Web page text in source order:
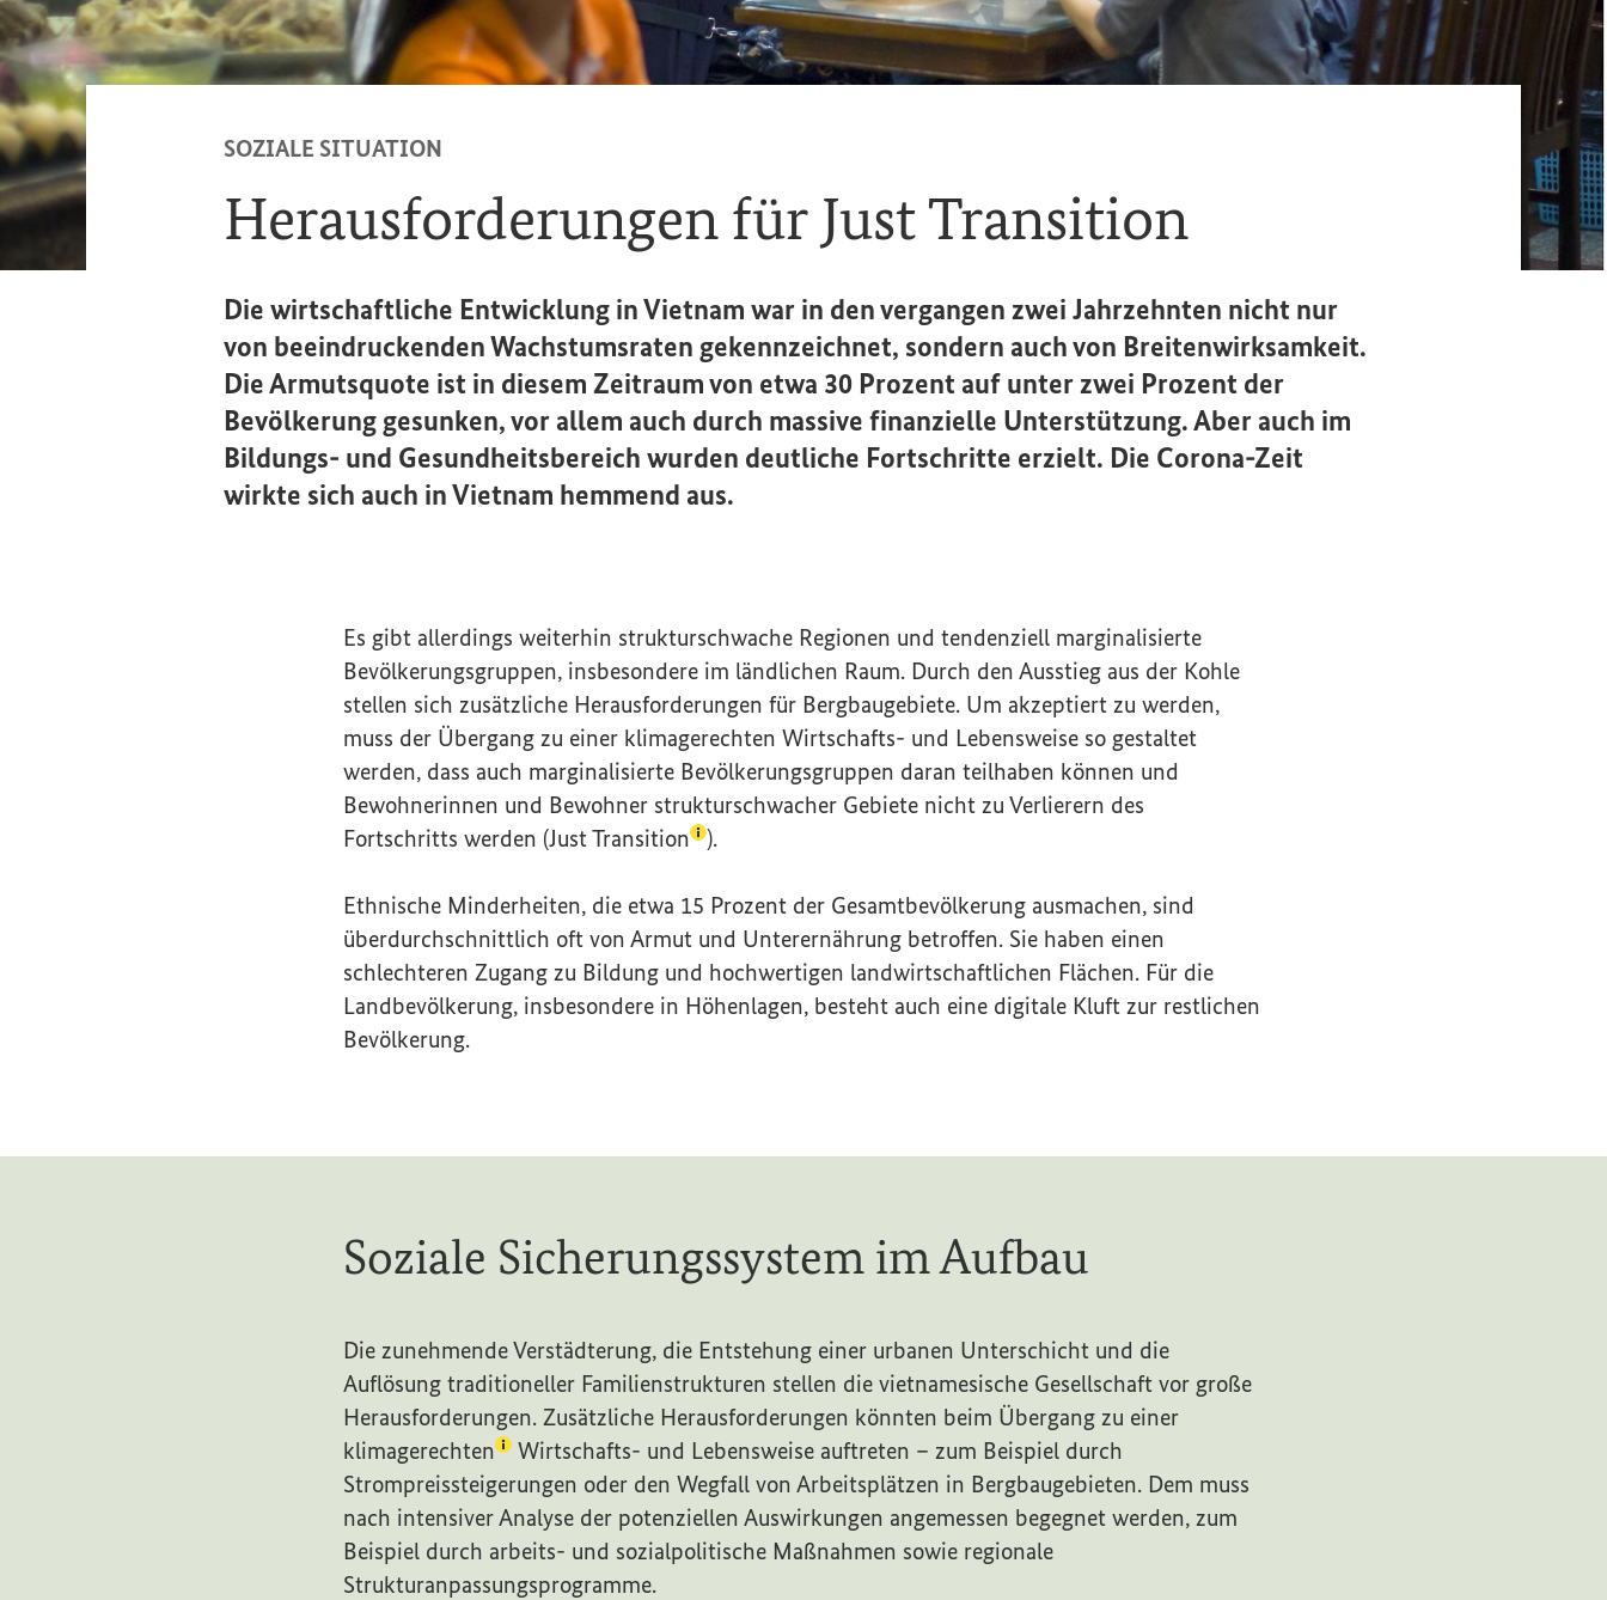
SOZIALE SITUATION
Herausforderungen für Just Transition
Die wirtschaftliche Entwicklung in Vietnam war in den vergangen zwei Jahrzehnten nicht nur
von beeindruckenden Wachstumsraten gekennzeichnet, sondern auch von Breitenwirksamkeit.
Die Armutsquote ist in diesem Zeitraum von etwa 30 Prozent auf unter zwei Prozent der
Bevölkerung gesunken, vor allem auch durch massive finanzielle Unterstützung. Aber auch im
Bildungs- und Gesundheitsbereich wurden deutliche Fortschritte erzielt. Die Corona-Zeit
wirkte sich auch in Vietnam hemmend aus.
Es gibt allerdings weiterhin strukturschwache Regionen und tendenziell marginalisierte
Bevölkerungsgruppen, insbesondere im ländlichen Raum. Durch den Ausstieg aus der Kohle
stellen sich zusätzliche Herausforderungen für Bergbaugebiete. Um akzeptiert zu werden,
muss der Übergang zu einer klimagerechten Wirtschafts- und Lebensweise so gestaltet
werden, dass auch marginalisierte Bevölkerungsgruppen daran teilhaben können und
Bewohnerinnen und Bewohner strukturschwacher Gebiete nicht zu Verlierern des
Fortschritts werden (Just Transition(Lexikon-Eintrag zum Begriff aufrufen)
).
Ethnische Minderheiten, die etwa 15 Prozent der Gesamtbevölkerung ausmachen, sind
überdurchschnittlich oft von Armut und Unterernährung betroffen. Sie haben einen
schlechteren Zugang zu Bildung und hochwertigen landwirtschaftlichen Flächen. Für die
Landbevölkerung, insbesondere in Höhenlagen, besteht auch eine digitale Kluft zur restlichen
Bevölkerung.
Soziale Sicherungssystem im Aufbau
Die zunehmende Verstädterung, die Entstehung einer urbanen Unterschicht und die
Auflösung traditioneller Familienstrukturen stellen die vietnamesische Gesellschaft vor große
Herausforderungen. Zusätzliche Herausforderungen könnten beim Übergang zu einer
klimagerechten(Lexikon-Eintrag zum Begriff aufrufen)
Wirtschafts- und Lebensweise auftreten – zum Beispiel durch
Strompreissteigerungen oder den Wegfall von Arbeitsplätzen in Bergbaugebieten. Dem muss
nach intensiver Analyse der potenziellen Auswirkungen angemessen begegnet werden, zum
Beispiel durch arbeits- und sozialpolitische Maßnahmen sowie regionale
Strukturanpassungsprogramme.